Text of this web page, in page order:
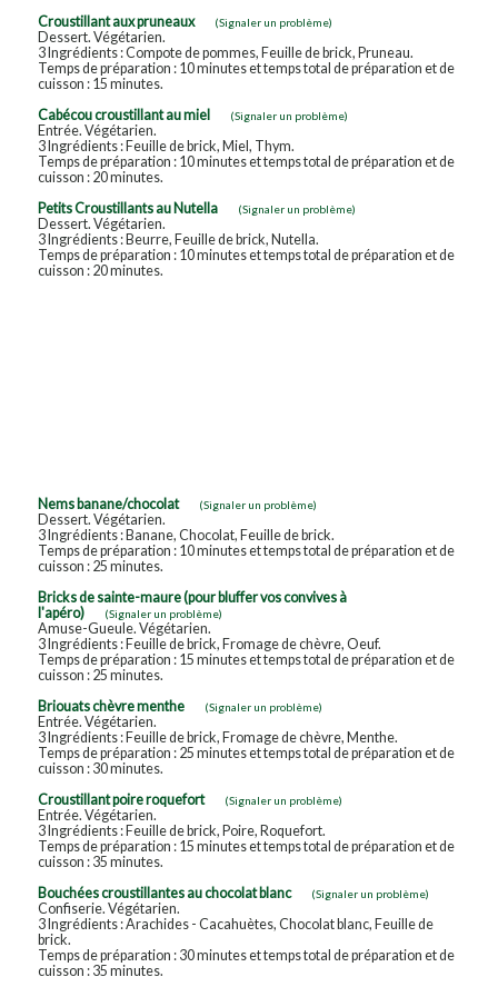
Croustillant aux pruneaux
(Signaler un problème)
Dessert. Végétarien.
3 Ingrédients : Compote de pommes, Feuille de brick, Pruneau.
Temps de préparation : 10 minutes et temps total de préparation et de
cuisson : 15 minutes.
Cabécou croustillant au miel
(Signaler un problème)
Entrée. Végétarien.
3 Ingrédients : Feuille de brick, Miel, Thym.
Temps de préparation : 10 minutes et temps total de préparation et de
cuisson : 20 minutes.
Petits Croustillants au Nutella
(Signaler un problème)
Dessert. Végétarien.
3 Ingrédients : Beurre, Feuille de brick, Nutella.
Temps de préparation : 10 minutes et temps total de préparation et de
cuisson : 20 minutes.
Nems banane/chocolat (Signaler un problème)
Dessert. Végétarien.
3 Ingrédients : Banane, Chocolat, Feuille de brick.
Temps de préparation : 10 minutes et temps total de préparation et de
cuisson : 25 minutes.
Bricks de sainte-maure (pour bluffer vos convives à
l'apéro)
(Signaler un problème)
Amuse-Gueule. Végétarien.
3 Ingrédients : Feuille de brick, Fromage de chèvre, Oeuf.
Temps de préparation : 15 minutes et temps total de préparation et de
cuisson : 25 minutes.
Briouats chèvre menthe
(Signaler un problème)
Entrée. Végétarien.
3 Ingrédients : Feuille de brick, Fromage de chèvre, Menthe.
Temps de préparation : 25 minutes et temps total de préparation et de
cuisson : 30 minutes.
Croustillant poire roquefort
(Signaler un problème)
Entrée. Végétarien.
3 Ingrédients : Feuille de brick, Poire, Roquefort.
Temps de préparation : 15 minutes et temps total de préparation et de
cuisson : 35 minutes.
Bouchées croustillantes au chocolat blanc
(Signaler un problème)
Confiserie. Végétarien.
3 Ingrédients : Arachides - Cacahuètes, Chocolat blanc, Feuille de
brick.
Temps de préparation : 30 minutes et temps total de préparation et de
cuisson : 35 minutes.